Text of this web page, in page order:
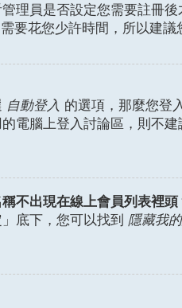
理員是否設定您需要註冊
要花您少許時間，所以建議
自動登入 的選項，那麼您登
電腦上登入討論區，則不
不出現在線上會員列表裡頭
底下，您可以找到 隱藏我